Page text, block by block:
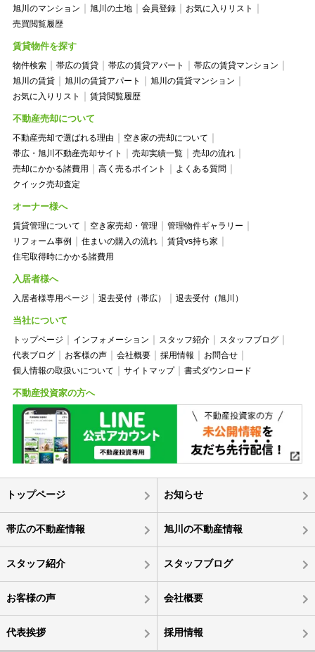
旭川のマンション
旭川の土地 会員登録
お気に入りリスト
売買閲覧履歴
賃貸物件を探す
物件検索 帯広の賃貸 帯広の賃貸アパート
帯広の賃貸マンション
旭川の賃貸
旭川の賃貸アパート
旭川の賃貸マンション
お気に入りリスト
賃貸閲覧履歴
不動産売却について
不動産売却で選ばれる理由
空き家の売却について
帯広・旭川不動産売却サイト
売却実績一覧
売却の流れ
売却にかかる諸費用
高く売るポイント
よくある質問
クイック売却査定
オーナー様へ
賃貸管理について 空き家売却・管理
管理物件ギャラリー
リフォーム事例
住まいの購入の流れ
賃貸vs持ち家
住宅取得時にかかる諸費用
入居者様へ
入居者様専用ページ 退去受付（帯広） 退去受付（旭川）
当社について
トップページ インフォメーション スタッフ紹介
スタッフブログ
代表ブログ
お客様の声 会社概要 採用情報
お問合せ
個人情報の取扱いについて
サイトマップ 書式ダウンロード
不動産投資家の方へ
トップページ お知らせ
帯広の不動産情報 旭川の不動産情報
スタッフ紹介 スタッフブログ
お客様の声 会社概要
代表挨拶 採用情報